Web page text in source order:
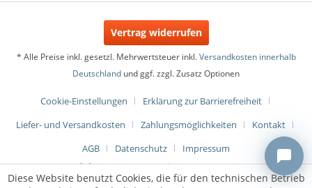
Vertrag widerrufen
* Alle Preise inkl. gesetzl. Mehrwertsteuer inkl.Versandkosten innerhalb
Deutschland und ggf. zzgl. Zusatz Optionen
Cookie-Einstellungen
Erklärung zur Barrierefreiheit
Liefer- und Versandkosten
Zahlungsmöglichkeiten
Kontakt
AGB
Datenschutz
Impressum
Webdesign & Programmierung:metaMOVE
Diese Website benutzt Cookies, die für den technischen Betrieb